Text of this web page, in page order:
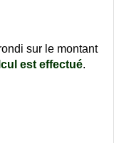
sur le montant
est effectué.